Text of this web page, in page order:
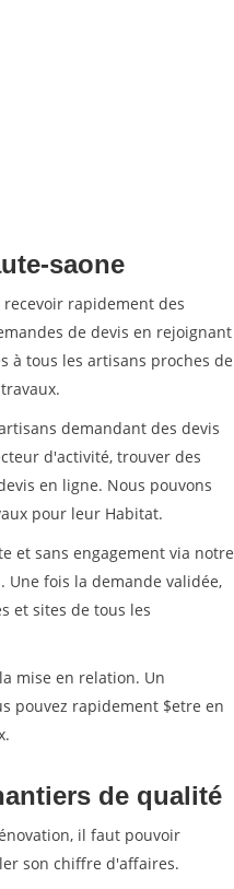
saone
rapidement des
de devis en rejoignant
à tous les artisans proches de
demandant des devis
d'activité, trouver des
en ligne. Nous pouvons
pour leur Habitat.
et sans engagement via notre
fois la demande validée,
et sites de tous les
mise en relation. Un
pouvez rapidement $etre en
de qualité
il faut pouvoir
son chiffre d'affaires.